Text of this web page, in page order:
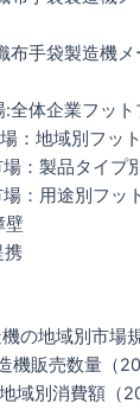
布手袋製造機
全体企業フッ
：地域別フッ
：製品タイプ
：用途別フッ
壁
携
の地域別市場
機販売数量（
域別消費額（